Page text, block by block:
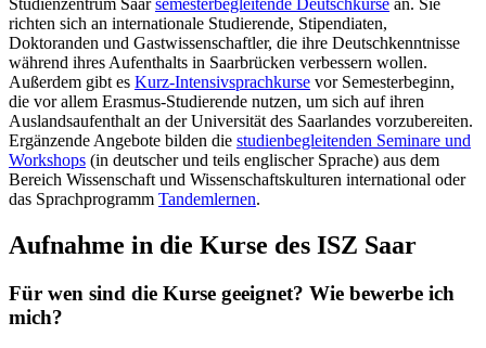
Studienzentrum Saarsemester­begleitende Deutschkurse an. Sie
richten sich an internationale Studierende, Stipendiaten,
Doktoranden und Gastwissenschaftler, die ihre Deutschkenntnisse
während ihres Aufenthalts in Saarbrücken verbessern wollen.
Außerdem gibt es Kurz-Intensivsprachkurse vor Semesterbeginn,
die vor allem Erasmus-Studierende nutzen, um sich auf ihren
Auslandsaufenthalt an der Universität des Saarlandes vorzubereiten.
Ergänzende Angebote bilden die studienbegleitenden Seminare und
Workshops (in deutscher und teils englischer Sprache) aus dem
Bereich Wissenschaft und Wissenschaftskulturen international oder
das Sprachprogramm Tandemlernen.
Aufnahme in die Kurse des ISZ Saar
Für wen sind die Kurse geeignet? Wie bewerbe ich
mich?